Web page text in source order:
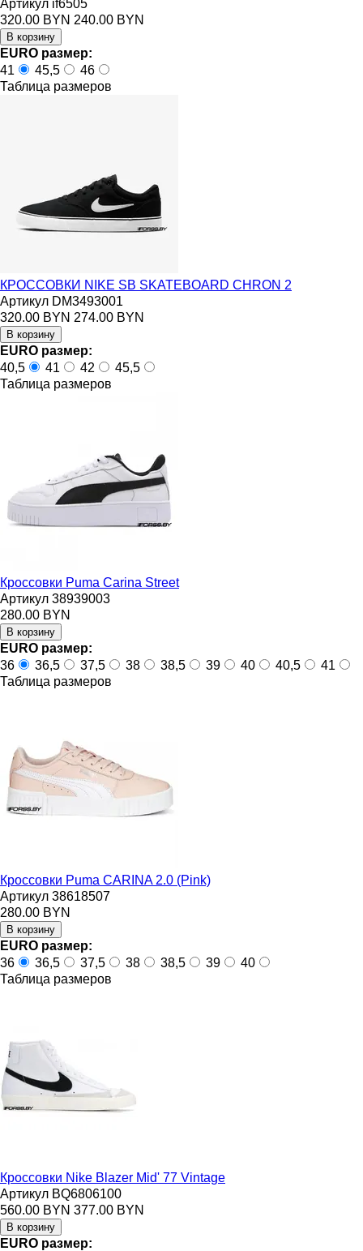
Артикул if6505
320.00 BYN 240.00 BYN
EURO размер:
41
45,5
46
Таблица размеров
КРОССОВКИ NIKE SB SKATEBOARD CHRON 2
Артикул DM3493001
320.00 BYN 274.00 BYN
EURO размер:
40,5
41 42
45,5
Таблица размеров
Кроссовки Puma Carina Street
Артикул 38939003
280.00 BYN
EURO размер:
36
36,5 37,5 38 38,5 39 40 40,5
41
Таблица размеров
Кроссовки Puma CARINA 2.0 (Pink)
Артикул 38618507
280.00 BYN
EURO размер:
36
36,5 37,5 38 38,5 39
40
Таблица размеров
Кроссовки Nike Blazer Mid' 77 Vintage
Артикул BQ6806100
560.00 BYN 377.00 BYN
EURO размер: